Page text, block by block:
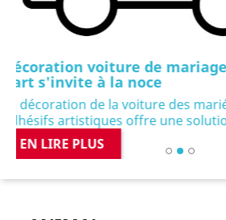
coûteux et chronophage.
EN LIRE PLUS
ANIMAL
Choisir